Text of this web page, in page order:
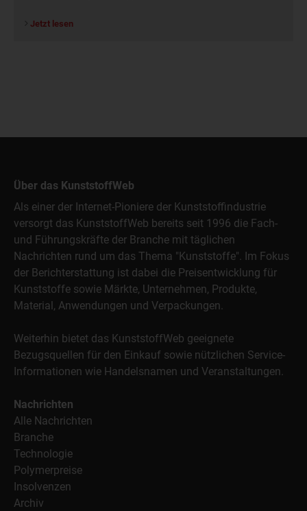
Jetzt lesen
Über das KunststoffWeb
Als einer der Internet-Pioniere der Kunststoffindustrie
versorgt das KunststoffWeb bereits seit 1996 die Fach-
und Führungskräfte der Branche mit täglichen
Nachrichten rund um das Thema "Kunststoffe". Im Fokus
der Berichterstattung ist dabei die Preisentwicklung für
Kunststoffe sowie Märkte, Unternehmen, Produkte,
Material, Anwendungen und Verpackungen.
Weiterhin bietet das KunststoffWeb geeignete
Bezugsquellen für den Einkauf sowie nützlichen Service-
Informationen wie Handelsnamen und Veranstaltungen.
Nachrichten
Alle Nachrichten
Branche
Technologie
Polymerpreise
Insolvenzen
Archiv